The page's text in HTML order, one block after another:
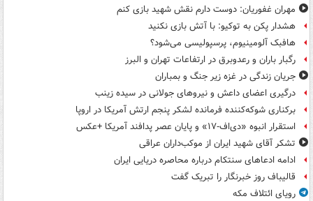
مهران غفوریان: دوست دارم نقش شهید بازی کنم
هشدار پکن به توکیو: با آتش بازی نکنید
هافبک آلومینیوم، پرسپولیسی می‌شود؟
رگبار باران و رعدوبرق در ارتفاعات تهران و البرز
جریان زندگی در غزه زیر جنگ و بمباران
درگیری اعضای داعش و نیروهای جولانی در سیده زینب
برکناری شوکه‌کننده فرمانده لشکر پنجم ارتش آمریکا در اروپا
استقرار انبوه «دی‌اف‑۱۷» و پایان عصر پدافند آمریکا +عکس
تشکر آقای شهید ایران از موکب‌داران عراقی
ادامه ادعاهای سنتکام درباره محاصره دریایی ایران
قالیباف روز خبرنگار را تبریک گفت
رویای ائتلاف مکه